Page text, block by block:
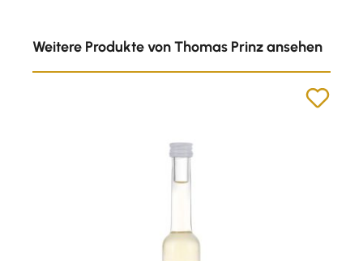
Weitere Produkte von Thomas Prinz ansehen